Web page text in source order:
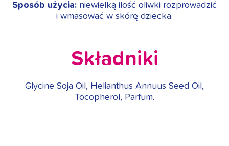
Sposób użycia: niewielką ilość oliwki rozprowadzić
i wmasować w skórę dziecka.
Składniki
Glycine Soja Oil, Helianthus Annuus Seed Oil,
Tocopherol, Parfum.